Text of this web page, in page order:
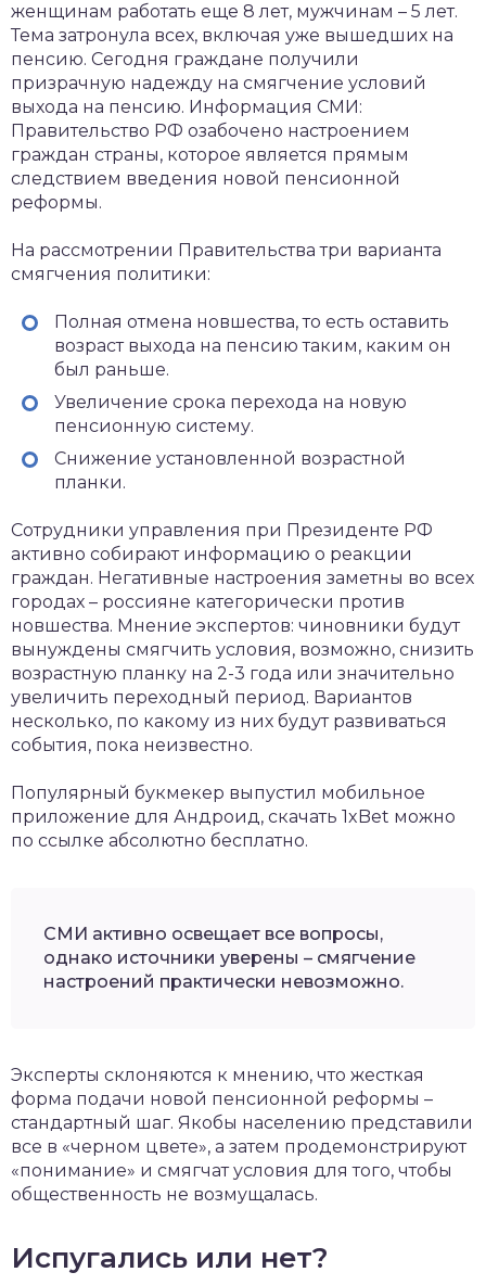
женщинам работать еще 8 лет, мужчинам – 5 лет.
Тема затронула всех, включая уже вышедших на
пенсию. Сегодня граждане получили
призрачную надежду на смягчение условий
выхода на пенсию. Информация СМИ:
Правительство РФ озабочено настроением
граждан страны, которое является прямым
следствием введения новой пенсионной
реформы.
На рассмотрении Правительства три варианта
смягчения политики:
Полная отмена новшества, то есть оставить
возраст выхода на пенсию таким, каким он
был раньше.
Увеличение срока перехода на новую
пенсионную систему.
Снижение установленной возрастной
планки.
Сотрудники управления при Президенте РФ
активно собирают информацию о реакции
граждан. Негативные настроения заметны во всех
городах – россияне категорически против
новшества. Мнение экспертов: чиновники будут
вынуждены смягчить условия, возможно, снизить
возрастную планку на 2-3 года или значительно
увеличить переходный период. Вариантов
несколько, по какому из них будут развиваться
события, пока неизвестно.
Популярный букмекер выпустил мобильное
приложение для Андроид, скачать 1xBet можно
по ссылке абсолютно бесплатно.
СМИ активно освещает все вопросы,
однако источники уверены – смягчение
настроений практически невозможно.
Эксперты склоняются к мнению, что жесткая
форма подачи новой пенсионной реформы –
стандартный шаг. Якобы населению представили
все в «черном цвете», а затем продемонстрируют
«понимание» и смягчат условия для того, чтобы
общественность не возмущалась.
Испугались или нет?